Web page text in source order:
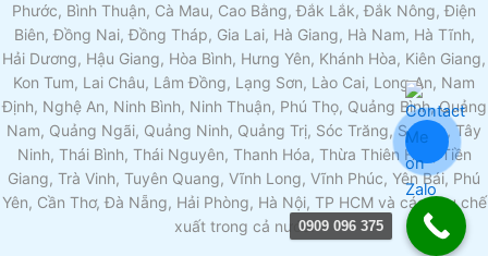
Phước, Bình Thuận, Cà Mau, Cao Bằng, Đắk Lắk, Đắk Nông, Điện
Biên, Đồng Nai, Đồng Tháp, Gia Lai, Hà Giang, Hà Nam, Hà Tĩnh,
Hải Dương, Hậu Giang, Hòa Bình, Hưng Yên, Khánh Hòa, Kiên Giang,
Kon Tum, Lai Châu, Lâm Đồng, Lạng Sơn, Lào Cai, Long An, Nam
Định, Nghệ An, Ninh Bình, Ninh Thuận, Phú Thọ, Quảng Bình, Quảng
Nam, Quảng Ngãi, Quảng Ninh, Quảng Trị, Sóc Trăng, Sơn La, Tây
Ninh, Thái Bình, Thái Nguyên, Thanh Hóa, Thừa Thiên Huế, Tiền
Giang, Trà Vinh, Tuyên Quang, Vĩnh Long, Vĩnh Phúc, Yên Bái, Phú
Yên, Cần Thơ, Đà Nẵng, Hải Phòng, Hà Nội, TP HCM và các khu chế
xuất trong cả nước.0909 096 375